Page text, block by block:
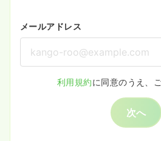
メールアドレス
利用規約に同意のうえ、
次へ